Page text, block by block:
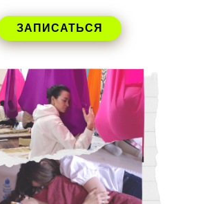
ЗАПИСАТЬСЯ